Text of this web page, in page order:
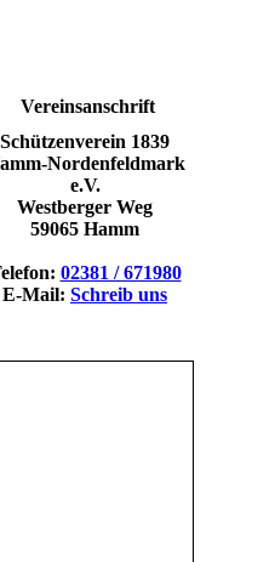
Vereinsanschrift
Schützenverein 1839
Nordenfeldmark
e.V.
Westberger Weg
59065 Hamm
02381 / 671980
E-Mail: Schreib uns